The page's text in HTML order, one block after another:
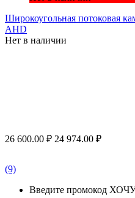
Широкоугольная потоковая
AHD
Нет в наличии
26 600.00 ₽ 24 974.00 ₽
(9)
Введите промокод